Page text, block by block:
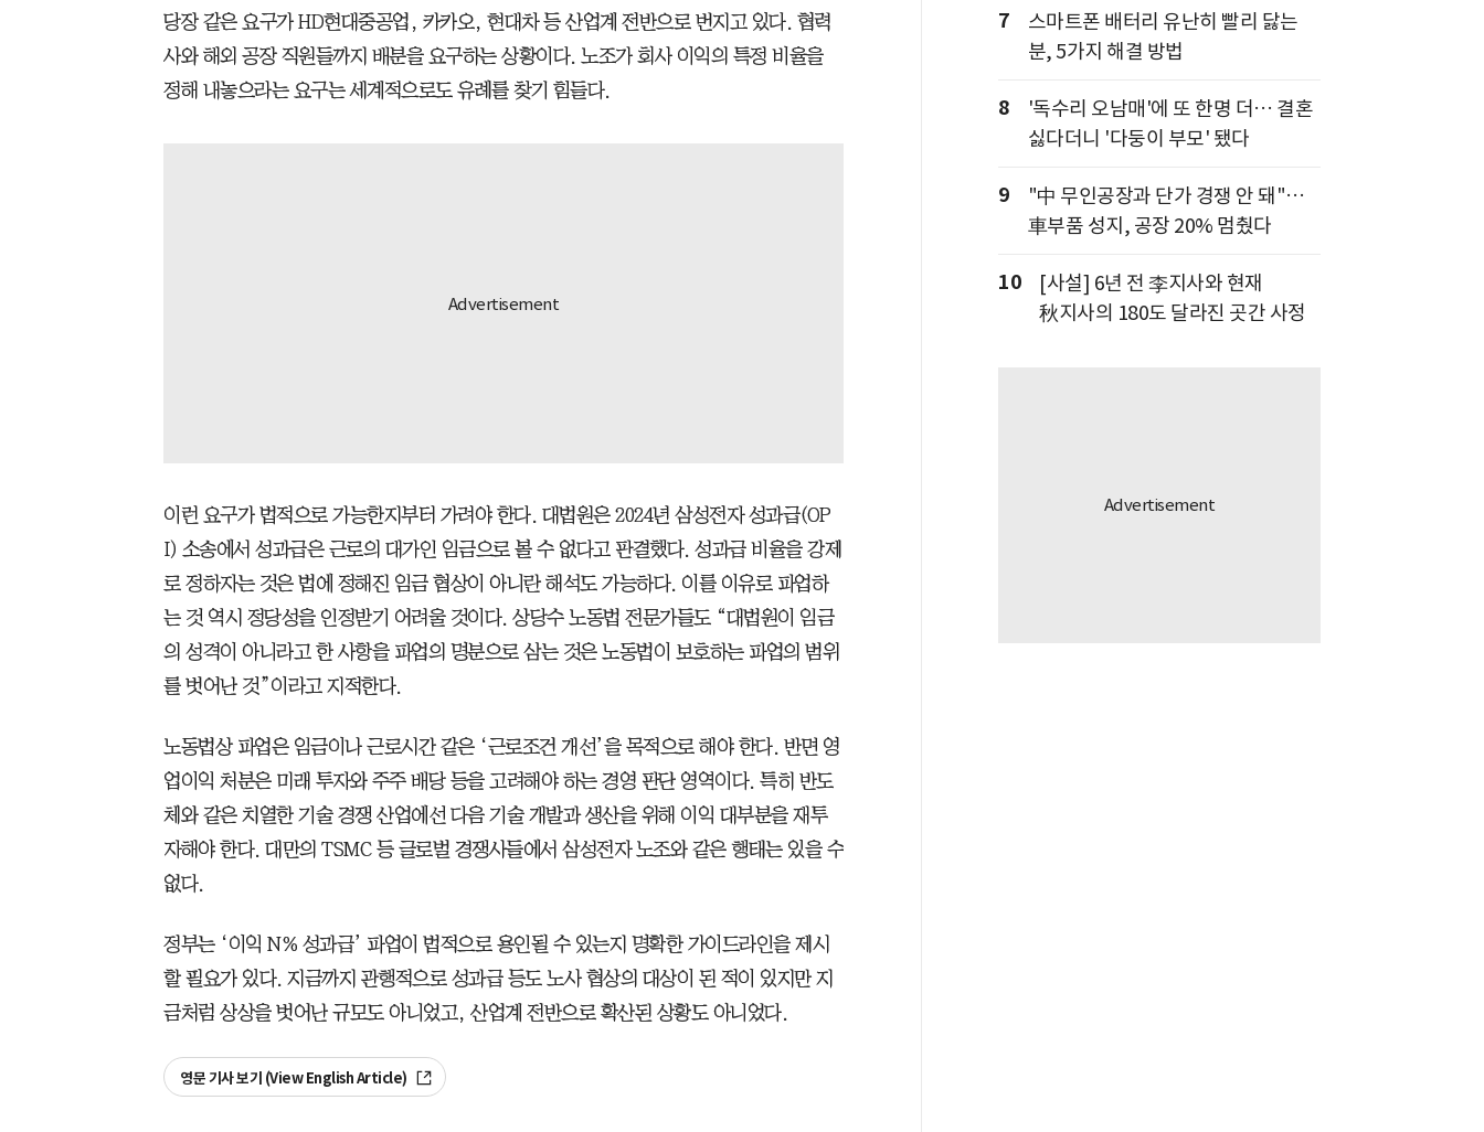
당장 같은 요구가 HD현대중공업, 카카오, 현대차 등 산업계 전반으로 번지고 있다. 협력
사와 해외 공장 직원들까지 배분을 요구하는 상황이다. 노조가 회사 이익의 특정 비율을
정해 내놓으라는 요구는 세계적으로도 유례를 찾기 힘들다.
이런 요구가 법적으로 가능한지부터 가려야 한다. 대법원은 2024년 삼성전자 성과급(OP
I) 소송에서 성과급은 근로의 대가인 임금으로 볼 수 없다고 판결했다. 성과급 비율을 강제
로 정하자는 것은 법에 정해진 임금 협상이 아니란 해석도 가능하다. 이를 이유로 파업하
는 것 역시 정당성을 인정받기 어려울 것이다. 상당수 노동법 전문가들도 “대법원이 임금
의 성격이 아니라고 한 사항을 파업의 명분으로 삼는 것은 노동법이 보호하는 파업의 범위
를 벗어난 것”이라고 지적한다.
노동법상 파업은 임금이나 근로시간 같은 ‘근로조건 개선’을 목적으로 해야 한다. 반면 영
업이익 처분은 미래 투자와 주주 배당 등을 고려해야 하는 경영 판단 영역이다. 특히 반도
체와 같은 치열한 기술 경쟁 산업에선 다음 기술 개발과 생산을 위해 이익 대부분을 재투
자해야 한다. 대만의 TSMC 등 글로벌 경쟁사들에서 삼성전자 노조와 같은 행태는 있을 수
없다.
정부는 ‘이익 N% 성과급’ 파업이 법적으로 용인될 수 있는지 명확한 가이드라인을 제시
할 필요가 있다. 지금까지 관행적으로 성과급 등도 노사 협상의 대상이 된 적이 있지만 지
금처럼 상상을 벗어난 규모도 아니었고, 산업계 전반으로 확산된 상황도 아니었다.
영문 기사 보기 (View English Article)
7
스마트폰 배터리 유난히 빨리 닳는
분, 5가지 해결 방법
8
'독수리 오남매'에 또 한명 더… 결혼
싫다더니 '다둥이 부모' 됐다
9
"中 무인공장과 단가 경쟁 안 돼"…
車부품 성지, 공장 20% 멈췄다
10
[사설] 6년 전 李지사와 현재
秋지사의 180도 달라진 곳간 사정